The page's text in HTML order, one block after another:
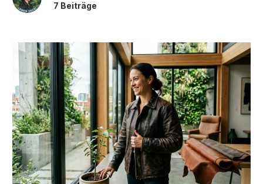
7 Beiträge